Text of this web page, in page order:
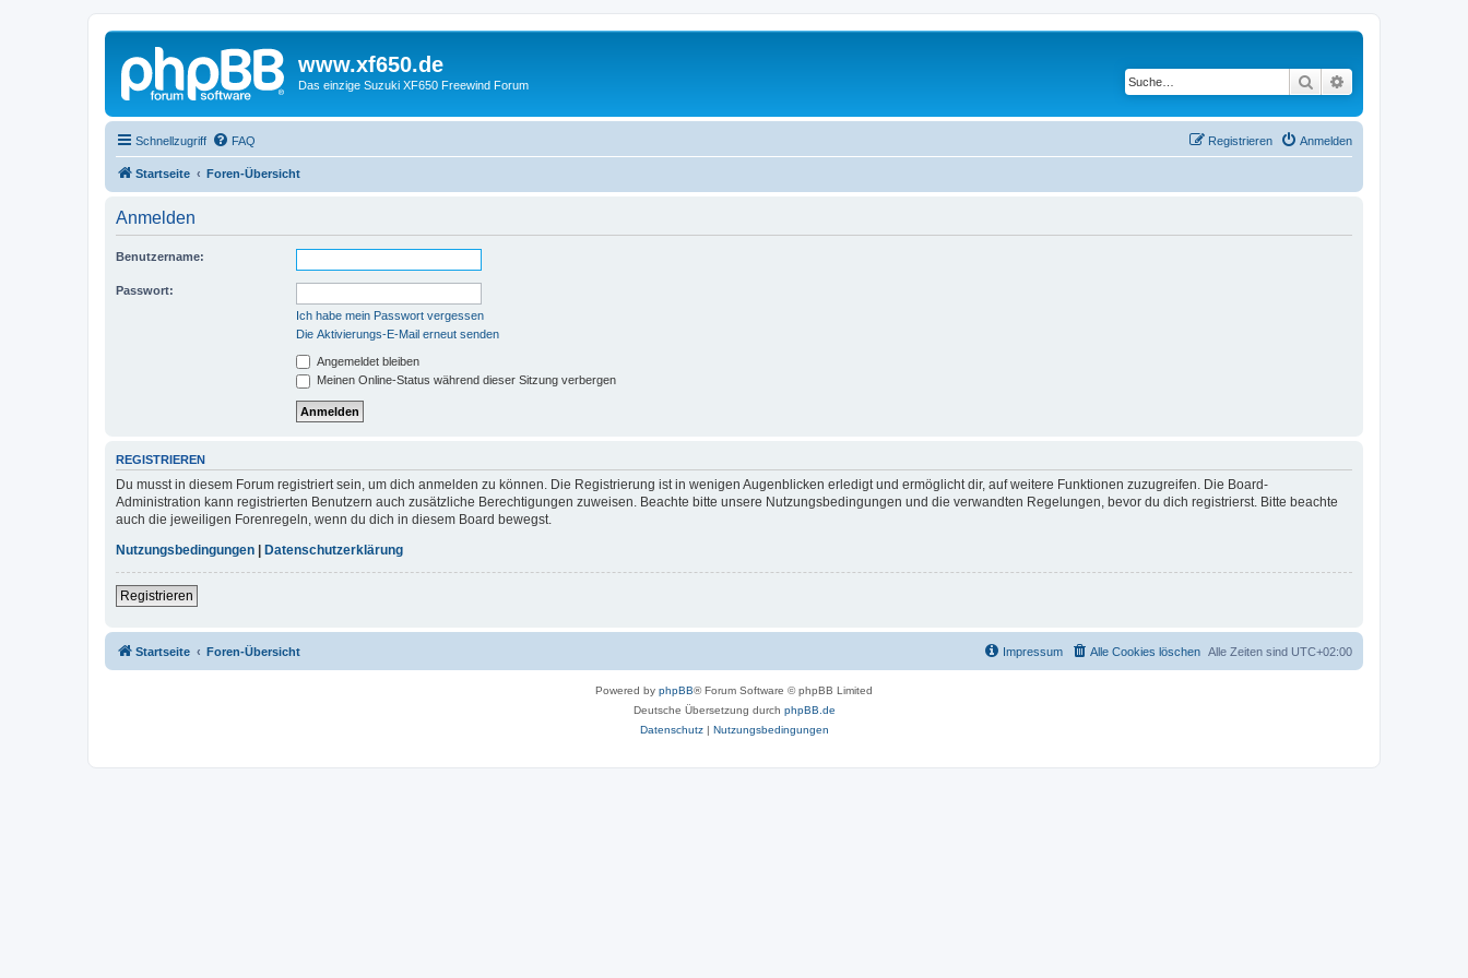
www.xf650.de
Das einzige Suzuki XF650 Freewind Forum Suche
Schnellzugriff FAQ Anmelden
Registrieren
Startseite Foren-Übersicht
Anmelden
Benutzername:
Passwort:
Ich habe mein Passwort vergessen
Die Aktivierungs-E-Mail erneut senden
Angemeldet bleiben
Meinen Online-Status während dieser Sitzung verbergen
REGISTRIEREN
Du musst in diesem Forum registriert sein, um dich anmelden zu können. Die Registrierung ist in wenigen Augenblicken erledigt und ermöglicht dir, auf weitere Funktionen zuzugreifen. Die Board-
Administration kann registrierten Benutzern auch zusätzliche Berechtigungen zuweisen. Beachte bitte unsere Nutzungsbedingungen und die verwandten Regelungen, bevor du dich registrierst. Bitte beachte
auch die jeweiligen Forenregeln, wenn du dich in diesem Board bewegst.
Nutzungsbedingungen
Datenschutzerklärung
Registrieren
Startseite Foren-Übersicht Alle Zeiten sind UTC+02:00
Alle Cookies löschen
Impressum
Powered by phpBB® Forum Software © phpBB Limited
Deutsche Übersetzung durch phpBB.de
Datenschutz| Nutzungsbedingungen